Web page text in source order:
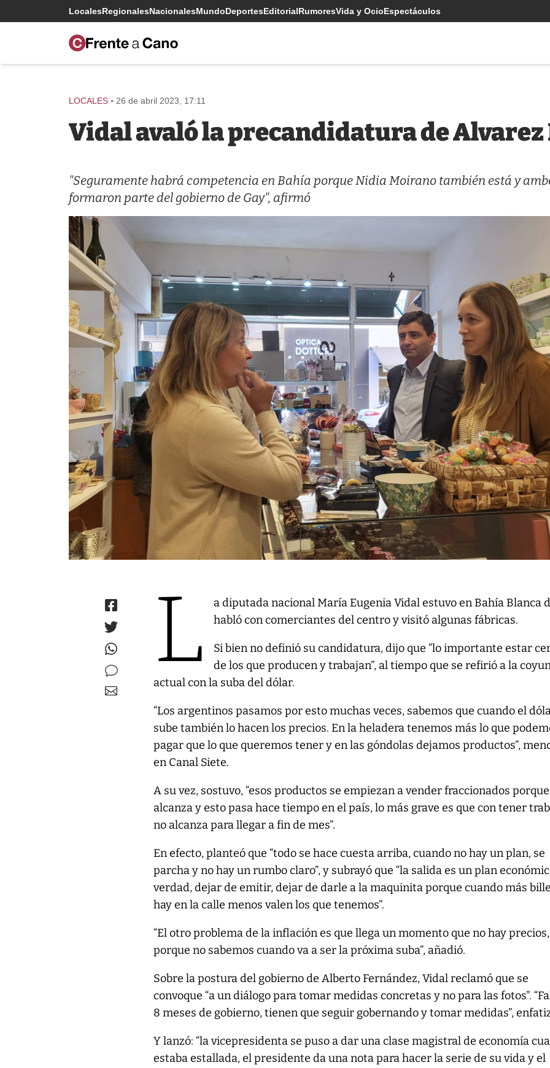
LocalesRegionalesNacionalesMundoDeportesEditorialRumoresVida y OcioEspectáculos
LOCALES - 26 de abril 2023, 17:11
Vidal avaló la precandidatura de Alvarez
"Seguramente habrá competencia en Bahía porque Nidia Moirano también está y
formaron parte del gobierno de Gay", afirmó
L
a diputada nacional María Eugenia Vidal estuvo en Bahía Blanca
habló con comerciantes del centro y visitó algunas fábricas.
Si bien no definió su candidatura, dijo que “lo importante estar
de los que producen y trabajan”, al tiempo que se refirió a la
actual con la suba del dólar.
“Los argentinos pasamos por esto muchas veces, sabemos que cuando el
sube también lo hacen los precios. En la heladera tenemos más lo que
pagar que lo que queremos tener y en las góndolas dejamos productos”,
en Canal Siete.
A su vez, sostuvo, “esos productos se empiezan a vender fraccionados
alcanza y esto pasa hace tiempo en el país, lo más grave es que con tener
no alcanza para llegar a fin de mes”.
En efecto, planteó que “todo se hace cuesta arriba, cuando no hay un plan, se
parcha y no hay un rumbo claro”, y subrayó que “la salida es un plan
verdad, dejar de emitir, dejar de darle a la maquinita porque cuando más
hay en la calle menos valen los que tenemos”.
“El otro problema de la inflación es que llega un momento que no hay precios,
porque no sabemos cuando va a ser la próxima suba”, añadió.
Sobre la postura del gobierno de Alberto Fernández, Vidal reclamó que se
convoque “a un diálogo para tomar medidas concretas y no para las fotos”.
8 meses de gobierno, tienen que seguir gobernando y tomar medidas”,
Y lanzó: “la vicepresidenta se puso a dar una clase magistral de economía
estaba estallada, el presidente da una nota para hacer la serie de su vida y el